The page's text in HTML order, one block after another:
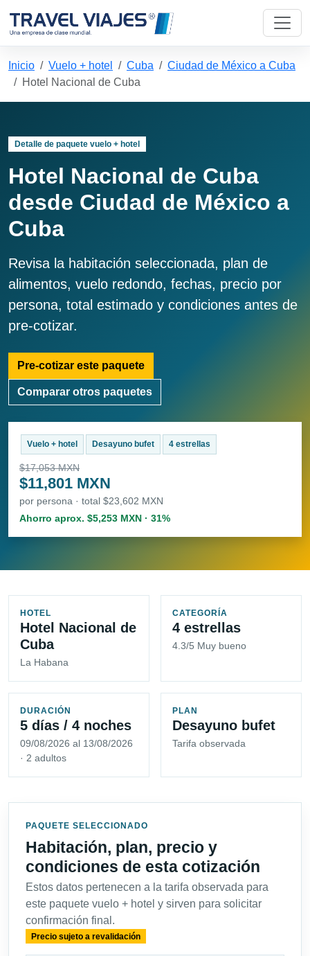
Inicio Vuelo + hotel Cuba
Ciudad de México a Cuba
Hotel Nacional de Cuba
Detalle de paquete vuelo + hotel
Hotel Nacional de Cuba
desde Ciudad de México a
Cuba
Revisa la habitación seleccionada, plan de
alimentos, vuelo redondo, fechas, precio por
persona, total estimado y condiciones antes de
pre-cotizar.
Pre-cotizar este paquete
Comparar otros paquetes
Vuelo + hotel Desayuno bufet 4 estrellas
$17,053 MXN
$11,801 MXN
por persona · total $23,602 MXN
Ahorro aprox. $5,253 MXN · 31%
HOTEL
Hotel Nacional de
Cuba
La Habana
CATEGORÍA
4 estrellas
4.3/5 Muy bueno
DURACIÓN
5 días / 4 noches
09/08/2026 al 13/08/2026
· 2 adultos
PLAN
Desayuno bufet
Tarifa observada
PAQUETE SELECCIONADO
Habitación, plan, precio y
condiciones de esta cotización
Estos datos pertenecen a la tarifa observada para
este paquete vuelo + hotel y sirven para solicitar
confirmación final.
Precio sujeto a revalidación